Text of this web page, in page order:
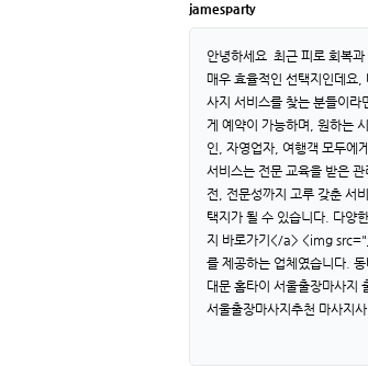
jamesparty
안녕하세요 최근 피로 회복
매우 효율적인 선택지인데요
사지 서비스를 찾는 분들이
게 예약이 가능하며, 원하는
인, 자영업자, 여행객 모두에
서비스는 전문 교육을 받은
전, 전문성까지 고루 갖춘 서
택지가 될 수 있습니다. 다양
지 바로가기</a> <img src="
를 제공하는 업체였습니다.
대문 홈타이 서울출장마사지
서울출장마사지추천 마사